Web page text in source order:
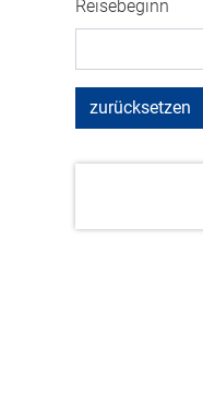
Reisebeginn
zurücksetzen